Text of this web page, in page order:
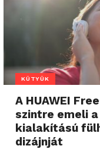
KÜTYÜK
A HUAWEI
szintre emeli
kialakítású
dizájnját